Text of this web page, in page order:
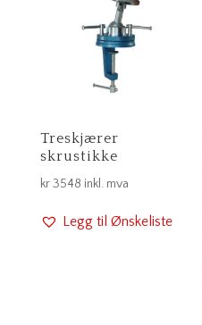
Treskjærer
skrustikke
kr3548 inkl. mva
Legg til Ønskeliste